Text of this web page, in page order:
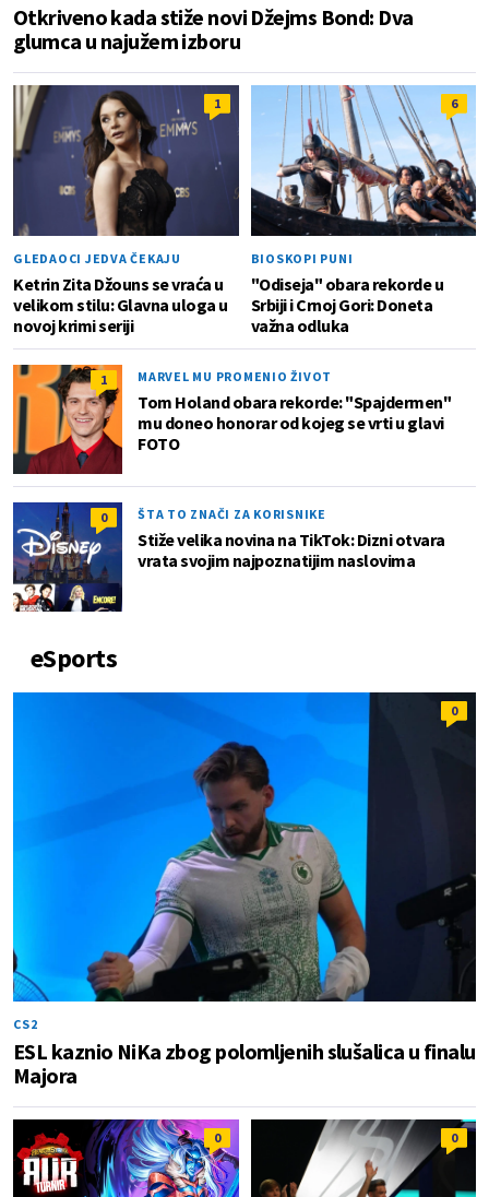
Otkriveno kada stiže novi Džejms Bond: Dva
glumca u najužem izboru
1
GLEDAOCI JEDVA ČEKAJU
Ketrin Zita Džouns se vraća u
velikom stilu: Glavna uloga u
novoj krimi seriji
6
BIOSKOPI PUNI
"Odiseja" obara rekorde u
Srbiji i Crnoj Gori: Doneta
važna odluka
1 MARVEL MU PROMENIO ŽIVOT
Tom Holand obara rekorde: "Spajdermen"
mu doneo honorar od kojeg se vrti u glavi
FOTO
0 ŠTA TO ZNAČI ZA KORISNIKE
Stiže velika novina na TikTok: Dizni otvara
vrata svojim najpoznatijim naslovima
eSports
0
CS2
ESL kaznio NiKa zbog polomljenih slušalica u finalu
Majora
0 0